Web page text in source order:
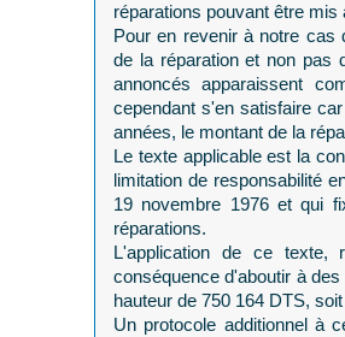
réparations pouvant être mis
Pour en revenir à notre cas
de la réparation et non pas
annoncés apparaissent
cependant s'en satisfaire
années, le montant de la
Le texte applicable est la
limitation de responsabilité
19 novembre 1976 et qui
réparations.
L'application de ce
conséquence d'aboutir à
hauteur de 750 164 DTS,
Un protocole additionnel à